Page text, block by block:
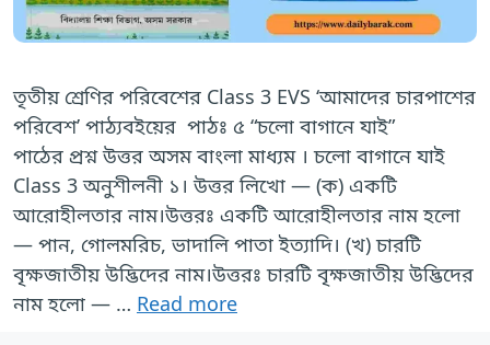
তৃতীয় শ্রেণির পরিবেশের Class 3 EVS ‘আমাদের চারপাশের
পরিবেশ’ পাঠ্যবইয়ের পাঠঃ ৫ “চলো বাগানে যাই”
পাঠের প্রশ্ন উত্তর অসম বাংলা মাধ্যম । চলো বাগানে যাই
Class 3 অনুশীলনী ১। উত্তর লিখো — (ক) একটি
আরোহীলতার নাম।উত্তরঃ একটি আরোহীলতার নাম হলো
— পান, গোলমরিচ, ভাদালি পাতা ইত্যাদি। (খ) চারটি
বৃক্ষজাতীয় উদ্ভিদের নাম।উত্তরঃ চারটি বৃক্ষজাতীয় উদ্ভিদের
নাম হলো — … Read more